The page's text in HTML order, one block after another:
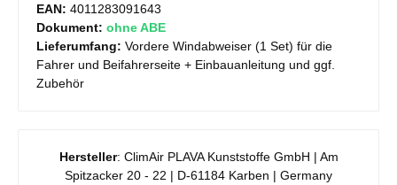
EAN: 4011283091643
Dokument: ohne ABE
Lieferumfang: Vordere Windabweiser (1 Set) für die
Fahrer und Beifahrerseite + Einbauanleitung und ggf.
Zubehör
Hersteller: ClimAir PLAVA Kunststoffe GmbH | Am
Spitzacker 20 - 22 | D-61184 Karben | Germany